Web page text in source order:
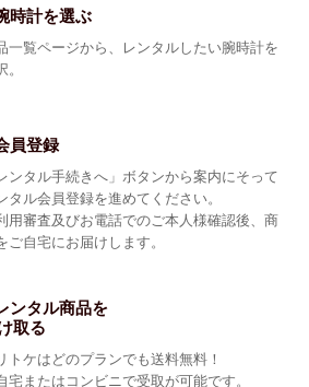
時計を選ぶ
一覧ページから、レンタルしたい腕時計を
。
員登録
ンタル手続きへ」ボタンから案内にそって
タル会員登録を進めてください。
用審査及びお電話でのご本人様確認後、商
ご自宅にお届けします。
ンタル商品を
取る
トケはどのプランでも送料無料！
宅またはコンビニで受取が可能です。